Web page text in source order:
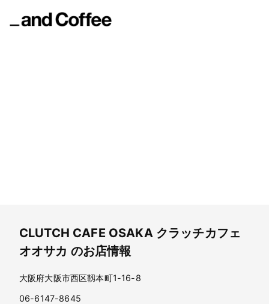
CLUTCH CAFE OSAKA クラッチカフェ
オオサカ のお店情報
大阪府大阪市西区靱本町1-16-8
06-6147-8645